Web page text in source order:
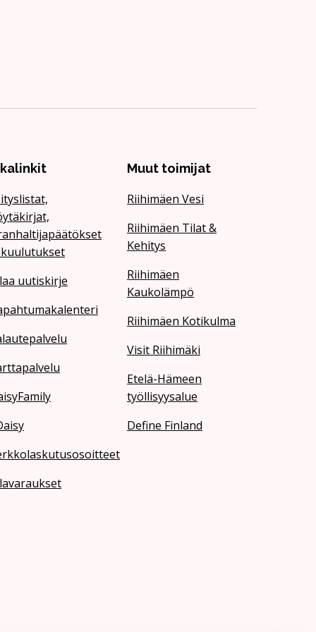
uutiskirje
Muut toimijat
Riihimäen Vesi
Riihimäen Tilat &
Kehitys
Riihimäen
Kaukolämpö
Riihimäen Kotikulma
Visit Riihimäki
Etelä-Hämeen
työllisyysalue
Define Finland